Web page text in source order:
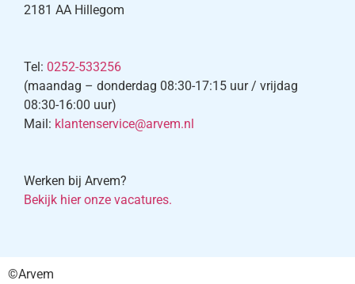
2181 AA Hillegom
Tel: 0252-533256
(maandag – donderdag 08:30-17:15 uur / vrijdag
08:30-16:00 uur)
Mail: klantenservice@arvem.nl
Werken bij Arvem?
Bekijk hier onze vacatures.
©Arvemproducten en acties. Voor meer informatie